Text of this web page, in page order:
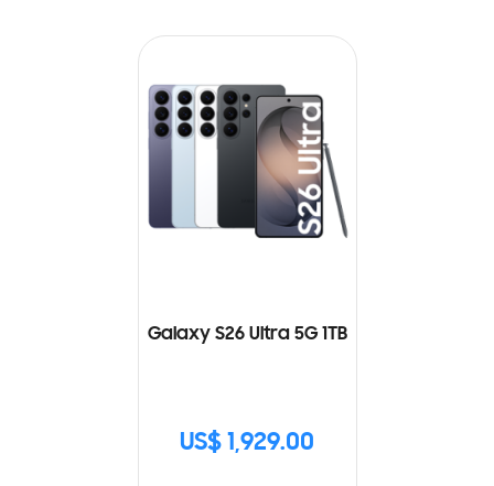
Galaxy S26 Ultra 5G 1TB
US$ 1,929.00